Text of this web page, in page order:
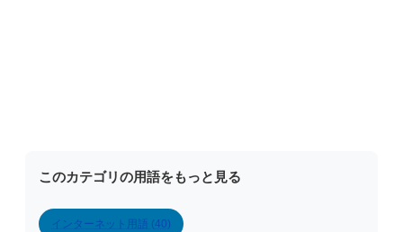
このカテゴリの用語をもっと見る
インターネット用語 (40)